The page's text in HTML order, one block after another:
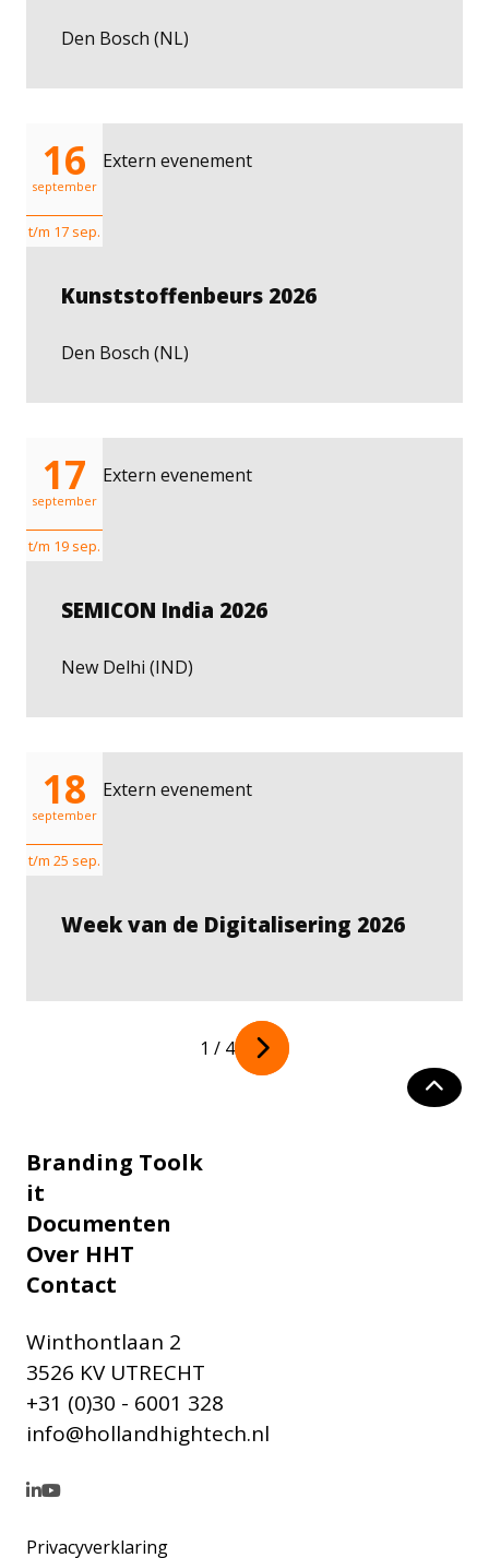
Den Bosch (NL)
16
september
t/m 17 sep.
Extern evenement
Kunststoffenbeurs 2026
Den Bosch (NL)
17
september
t/m 19 sep.
Extern evenement
SEMICON India 2026
New Delhi (IND)
18
september
t/m 25 sep.
Extern evenement
Week van de Digitalisering 2026
1 / 4Next
Branding Toolk
it
Documenten
Over HHT
Contact
Winthontlaan 2
3526 KV UTRECHT
+31 (0)30 - 6001 328
info@hollandhightech.nl
Privacyverklaring